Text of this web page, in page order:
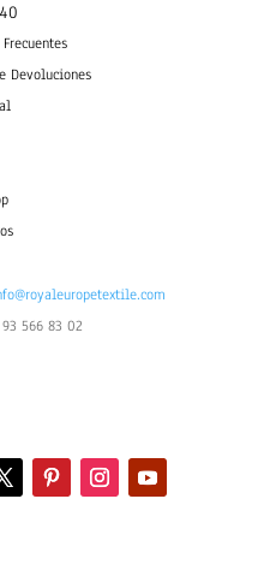
Devoluciones
566 83 02